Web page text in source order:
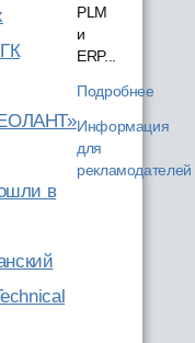
в
PLM
и
ERP...
Подробнее
Информация
для
рекламодателей